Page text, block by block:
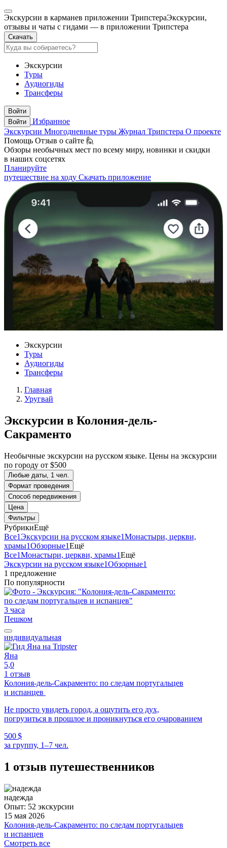
Экскурсии в карманев приложении ТрипстераЭкскурсии,
отзывы и чаты с гидами — в приложении Трипстера
Скачать
Экскурсии
Туры
Аудиогиды
Трансферы
Войти
Войти
Избранное
Экскурсии Многодневные туры Журнал Трипстера О проекте
Помощь Отзыв о сайте 🙋
Обзоры необычных мест по всему миру, новинки и скидки
в наших соцсетях
Планируйте
путешествие на ходу Скачать приложение
Экскурсии
Туры
Аудиогиды
Трансферы
Главная
Уругвай
Экскурсии в Колония-дель-
Сакраменто
Необычные экскурсии на русском языке. Цены на экскурсии
по городу от $500
Любые даты, 1 чел.
Формат проведения
Способ передвижения
Цена
Фильтры
РубрикиЕщё
Все1Экскурсии на русском языке1Монастыри, церкви,
храмы1Обзорные1Ещё
Все1Монастыри, церкви, храмы1Ещё
Экскурсии на русском языке1Обзорные1
1 предложение
По популярности
3 часа
Пешком
индивидуальная
Яна
5,0
1 отзыв
Колония-дель-Сакраменто: по следам португальцев
и испанцев
Не просто увидеть город, а ощутить его дух,
погрузиться в прошлое и проникнуться его очарованием
500 $
за группу, 1–7 чел.
1 отзыв путешественников
надежда
Опыт: 52 экскурсии
15 мая 2026
Колония-дель-Сакраменто: по следам португальцев
и испанцев
Яна и экскурсия в Уругвай - восторг! мы как будто попали
Смотреть все